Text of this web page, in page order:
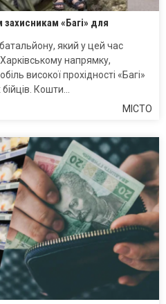
«Багі» для
який у цей час
напрямку,
високої прохідності «Багі»
Кошти…
МІСТО